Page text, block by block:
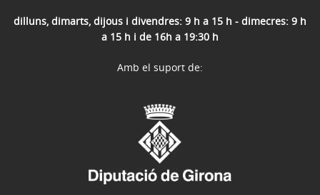
dilluns, dimarts, dijous i divendres: 9 h a 15 h - dimecres: 9 h
a 15 h i de 16h a 19:30 h
Amb el suport de: